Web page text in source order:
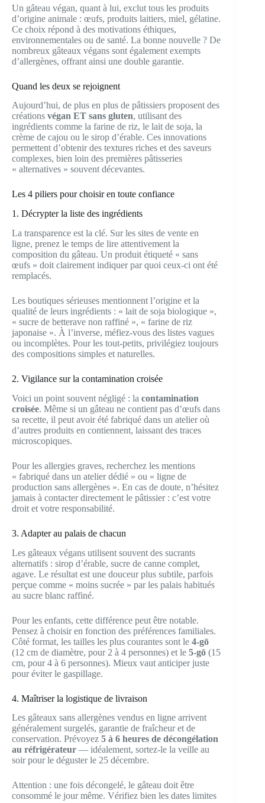
Un gâteau végan, quant à lui, exclut tous les produits
d’origine animale : œufs, produits laitiers, miel, gélatine.
Ce choix répond à des motivations éthiques,
environnementales ou de santé. La bonne nouvelle ? De
nombreux gâteaux végans sont également exempts
d’allergènes, offrant ainsi une double garantie.
Quand les deux se rejoignent
Aujourd’hui, de plus en plus de pâtissiers proposent des
créations végan ET sans gluten, utilisant des
ingrédients comme la farine de riz, le lait de soja, la
crème de cajou ou le sirop d’érable. Ces innovations
permettent d’obtenir des textures riches et des saveurs
complexes, bien loin des premières pâtisseries
« alternatives » souvent décevantes.
Les 4 piliers pour choisir en toute confiance
1. Décrypter la liste des ingrédients
La transparence est la clé. Sur les sites de vente en
ligne, prenez le temps de lire attentivement la
composition du gâteau. Un produit étiqueté « sans
œufs » doit clairement indiquer par quoi ceux-ci ont été
remplacés.
Les boutiques sérieuses mentionnent l’origine et la
qualité de leurs ingrédients : « lait de soja biologique »,
« sucre de betterave non raffiné », « farine de riz
japonaise ». À l’inverse, méfiez-vous des listes vagues
ou incomplètes. Pour les tout-petits, privilégiez toujours
des compositions simples et naturelles.
2. Vigilance sur la contamination croisée
Voici un point souvent négligé : la contamination
croisée. Même si un gâteau ne contient pas d’œufs dans
sa recette, il peut avoir été fabriqué dans un atelier où
d’autres produits en contiennent, laissant des traces
microscopiques.
Pour les allergies graves, recherchez les mentions
« fabriqué dans un atelier dédié » ou « ligne de
production sans allergènes ». En cas de doute, n’hésitez
jamais à contacter directement le pâtissier : c’est votre
droit et votre responsabilité.
3. Adapter au palais de chacun
Les gâteaux végans utilisent souvent des sucrants
alternatifs : sirop d’érable, sucre de canne complet,
agave. Le résultat est une douceur plus subtile, parfois
perçue comme « moins sucrée » par les palais habitués
au sucre blanc raffiné.
Pour les enfants, cette différence peut être notable.
Pensez à choisir en fonction des préférences familiales.
Côté format, les tailles les plus courantes sont le 4-gō
(12 cm de diamètre, pour 2 à 4 personnes) et le 5-gō (15
cm, pour 4 à 6 personnes). Mieux vaut anticiper juste
pour éviter le gaspillage.
4. Maîtriser la logistique de livraison
Les gâteaux sans allergènes vendus en ligne arrivent
généralement surgelés, garantie de fraîcheur et de
conservation. Prévoyez 5 à 6 heures de décongélation
au réfrigérateur — idéalement, sortez-le la veille au
soir pour le déguster le 25 décembre.
Attention : une fois décongelé, le gâteau doit être
consommé le jour même. Vérifiez bien les dates limites